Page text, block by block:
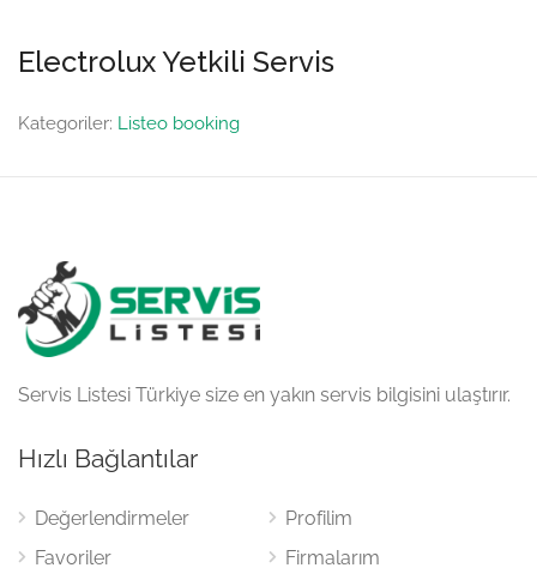
Electrolux Yetkili Servis
Kategoriler: Listeo booking
Servis Listesi Türkiye size en yakın servis bilgisini ulaştırır.
Hızlı Bağlantılar
Değerlendirmeler
Favoriler
Profilim
Firmalarım